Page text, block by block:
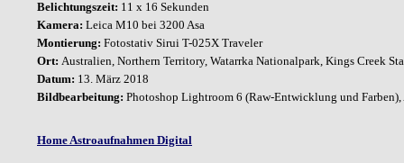
Belichtungszeit: 11 x 16 Sekunden
Kamera: Leica M10 bei 3200 Asa
Montierung: Fotostativ Sirui T-025X Traveler
Ort: Australien, Northern Territory, Watarrka Nationalpark, Kings Creek
Datum: 13. März 2018
Bildbearbeitung: Photoshop Lightroom 6 (Raw-Entwicklung und Farben),
Home Astroaufnahmen Digital